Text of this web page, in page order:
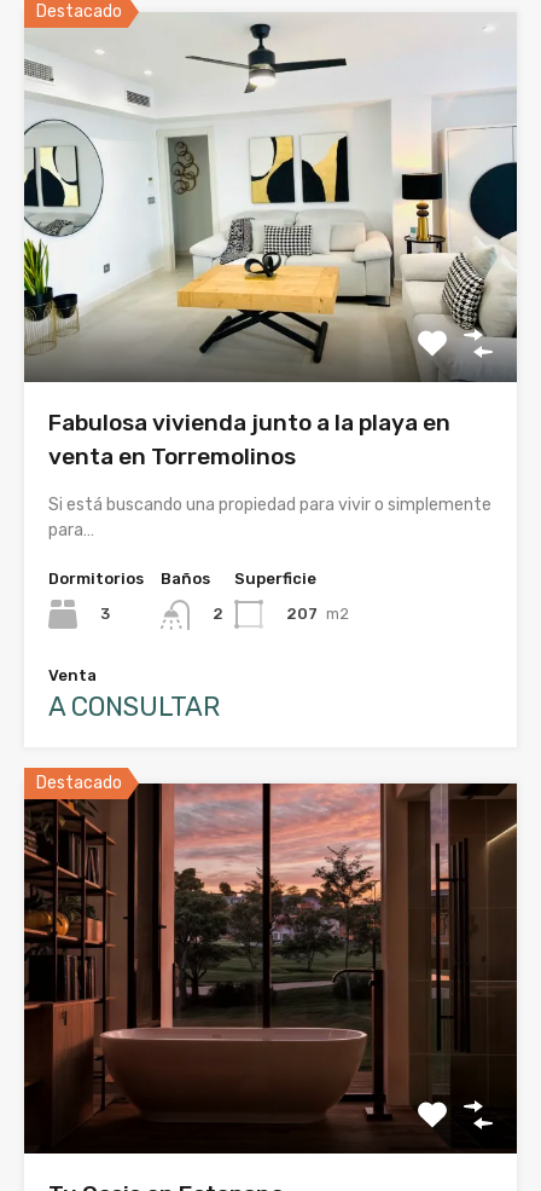
Destacado
Fabulosa vivienda junto a la playa en
venta en Torremolinos
Si está buscando una propiedad para vivir o simplemente
para…
Dormitorios
3
Baños
2
Superficie
207 m2
Venta
A CONSULTAR
Destacado